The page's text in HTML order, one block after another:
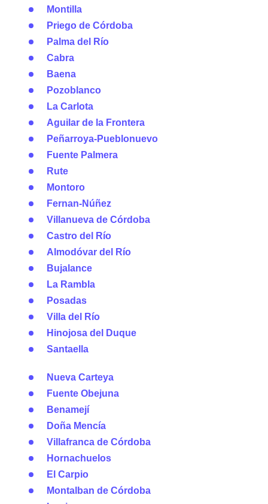
Montilla
Priego de Córdoba
Palma del Río
Cabra
Baena
Pozoblanco
La Carlota
Aguilar de la Frontera
Peñarroya-Pueblonuevo
Fuente Palmera
Rute
Montoro
Fernan-Núñez
Villanueva de Córdoba
Castro del Río
Almodóvar del Río
Bujalance
La Rambla
Posadas
Villa del Río
Hinojosa del Duque
Santaella
Nueva Carteya
Fuente Obejuna
Benamejí
Doña Mencía
Villafranca de Córdoba
Hornachuelos
El Carpio
Montalban de Córdoba